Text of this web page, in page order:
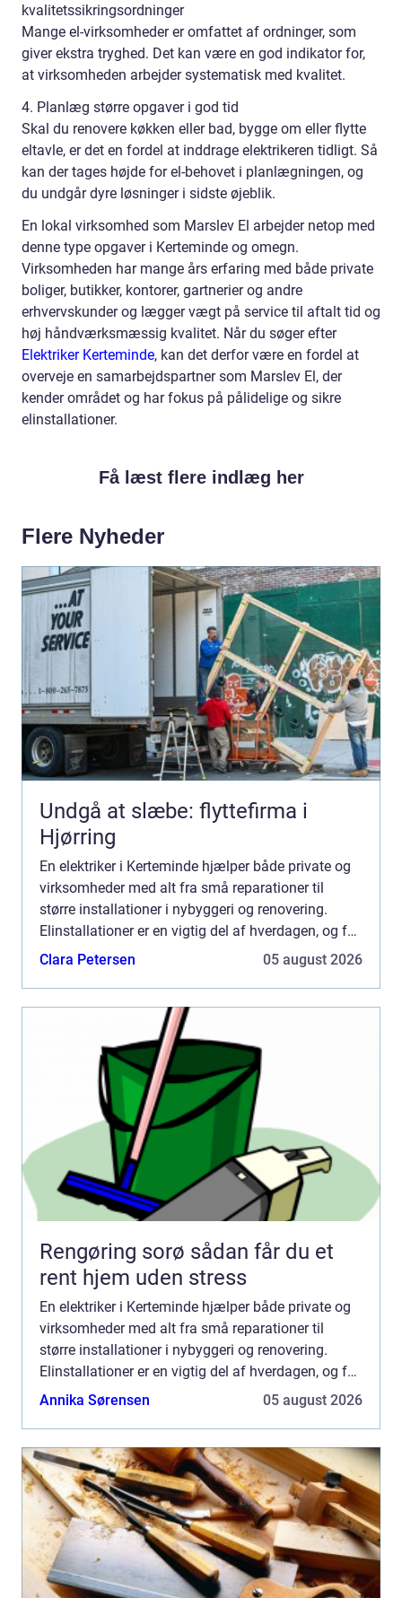
kvalitetssikringsordninger
Mange el-virksomheder er omfattet af ordninger, som
giver ekstra tryghed. Det kan være en god indikator for,
at virksomheden arbejder systematisk med kvalitet.
4. Planlæg større opgaver i god tid
Skal du renovere køkken eller bad, bygge om eller flytte
eltavle, er det en fordel at inddrage elektrikeren tidligt. Så
kan der tages højde for el-behovet i planlægningen, og
du undgår dyre løsninger i sidste øjeblik.
En lokal virksomhed som Marslev El arbejder netop med
denne type opgaver i Kerteminde og omegn.
Virksomheden har mange års erfaring med både private
boliger, butikker, kontorer, gartnerier og andre
erhvervskunder og lægger vægt på service til aftalt tid og
høj håndværksmæssig kvalitet. Når du søger efter
Elektriker Kerteminde, kan det derfor være en fordel at
overveje en samarbejdspartner som Marslev El, der
kender området og har fokus på pålidelige og sikre
elinstallationer.
Få læst flere indlæg her
Flere Nyheder
Undgå at slæbe: flyttefirma i
Hjørring
En elektriker i Kerteminde hjælper både private og
virksomheder med alt fra små reparationer til
større installationer i nybyggeri og renovering.
Elinstallationer er en vigtig del af hverdagen, og fejl
kan hurtigt blive dyre både økonomisk og sikkerh...
Clara Petersen 05 august 2026
Rengøring sorø sådan får du et
rent hjem uden stress
En elektriker i Kerteminde hjælper både private og
virksomheder med alt fra små reparationer til
større installationer i nybyggeri og renovering.
Elinstallationer er en vigtig del af hverdagen, og fejl
kan hurtigt blive dyre både økonomisk og sikkerh...
Annika Sørensen 05 august 2026